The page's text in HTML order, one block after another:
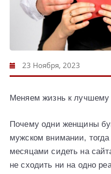
23 Ноября, 2023
Меняем жизнь к лучшему
Почему одни женщины
мужском внимании, тогда
месяцами сидеть на
не сходить ни на одно